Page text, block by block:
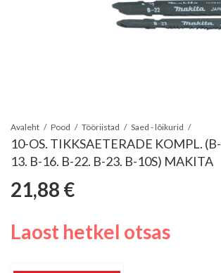
Avaleht Pood Tööriistad Saed - lõikurid
10-OS. TIKKSAETERADE KOMPL. (B-
13. B-16. B-22. B-23. B-10S) MAKITA
21,88 €
Laost hetkel otsas